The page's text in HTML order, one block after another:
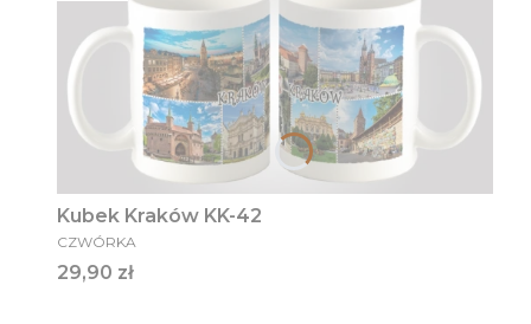
Kubek Kraków KK-42
PRODUCENT
CZWÓRKA
Cena
29,90 zł